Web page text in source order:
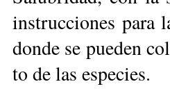
instrucciones para
donde se pueden
to de las especies.